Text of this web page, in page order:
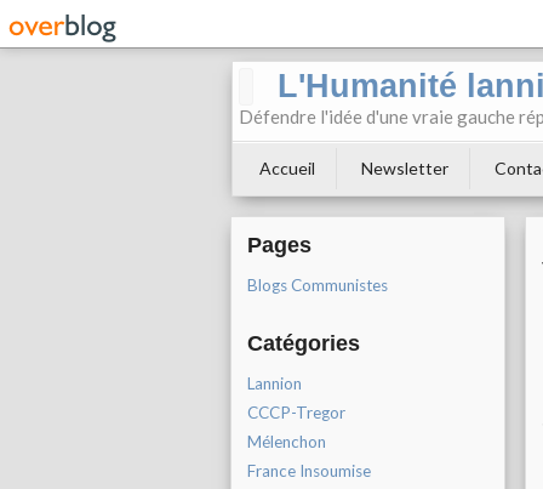
L'Humanité
Défendre l'idée d'une vraie gauche
Accueil Newsletter
Pages
Blogs Communistes
Catégories
Lannion
CCCP-Tregor
Mélenchon
France Insoumise